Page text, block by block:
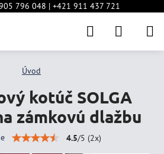
796 048 | +421 911 437 721
Úvod
kotúč SOLGA
zámkovú dlažbu
4.5/5 (2x)